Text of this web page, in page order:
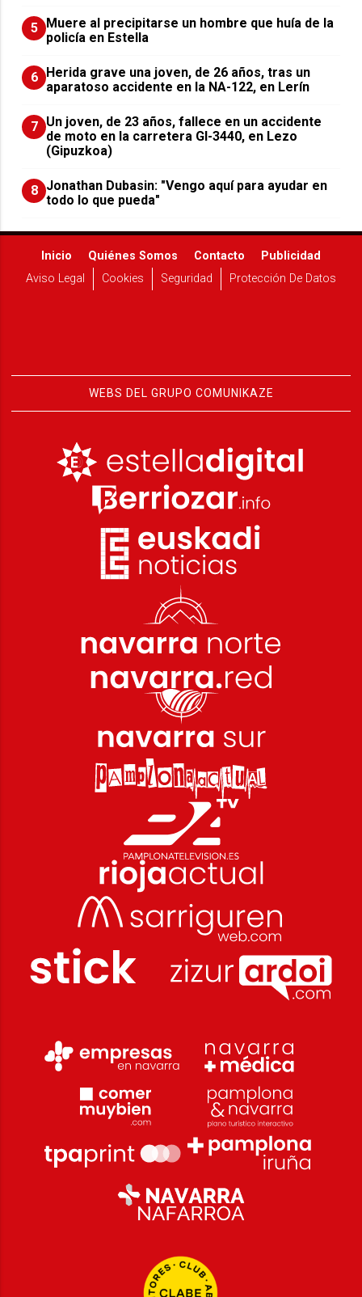
5 Muere al precipitarse un hombre que huía de la
policía en Estella
6 Herida grave una joven, de 26 años, tras un
aparatoso accidente en la NA-122, en Lerín
7 Un joven, de 23 años, fallece en un accidente
de moto en la carretera GI-3440, en Lezo
(Gipuzkoa)
8 Jonathan Dubasin: "Vengo aquí para ayudar en
todo lo que pueda"
Inicio Quiénes Somos Contacto
Publicidad
Aviso Legal
Cookies Seguridad Protección De Datos
WEBS DEL GRUPO COMUNIKAZE